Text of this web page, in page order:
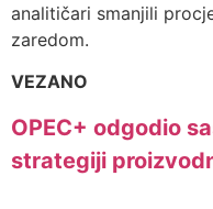
analitičari smanjili
zaredom.
VEZANO
OPEC+ odgodio
strategiji